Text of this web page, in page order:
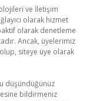
ve İletişim
olarak hizmet
olarak denetleme
Ancak, üyelerimiz
siteye üye olarak
düşündüğünüz
bildirmeniz